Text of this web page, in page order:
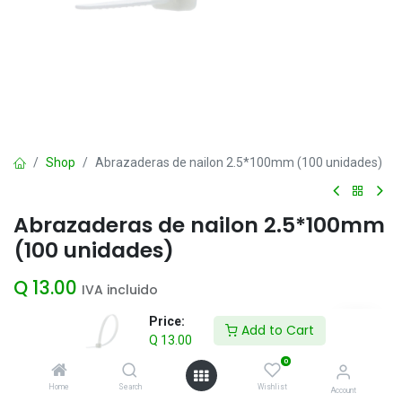
Price:
Q 13.00
Add to Cart
Home Search
0
Wishlist Account
Shop Abrazaderas de nailon 2.5*100mm (100 unidades)
Abrazaderas de nailon 2.5*100mm
(100 unidades)
Q 13.00 IVA incluido
Add to Cart
Agregar a la lista de deseos